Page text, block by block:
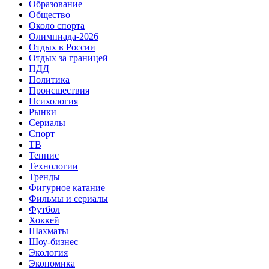
Образование
Общество
Около спорта
Олимпиада-2026
Отдых в России
Отдых за границей
ПДД
Политика
Происшествия
Психология
Рынки
Сериалы
Спорт
ТВ
Теннис
Технологии
Тренды
Фигурное катание
Фильмы и сериалы
Футбол
Хоккей
Шахматы
Шоу-бизнес
Экология
Экономика